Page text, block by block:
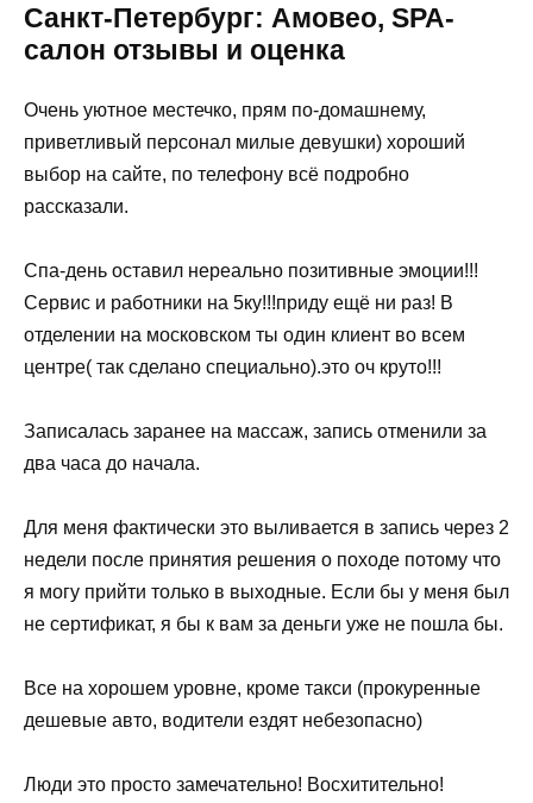
Санкт-Петербург: Амовео, SPA-
салон отзывы и оценка
Очень уютное местечко, прям по-домашнему,
приветливый персонал милые девушки) хороший
выбор на сайте, по телефону всё подробно
рассказали.
Спа-день оставил нереально позитивные эмоции!!!
Сервис и работники на 5ку!!!приду ещё ни раз! В
отделении на московском ты один клиент во всем
центре( так сделано специально).это оч круто!!!
Записалась заранее на массаж, запись отменили за
два часа до начала.
Для меня фактически это выливается в запись через 2
недели после принятия решения о походе потому что
я могу прийти только в выходные. Если бы у меня был
не сертификат, я бы к вам за деньги уже не пошла бы.
Все на хорошем уровне, кроме такси (прокуренные
дешевые авто, водители ездят небезопасно)
Люди это просто замечательно! Восхитительно!